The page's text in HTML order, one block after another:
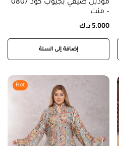
موديل صيفي بجيوب كود 0807
– منت
5.000 د.ك
إضافة إلى السلة
Hot